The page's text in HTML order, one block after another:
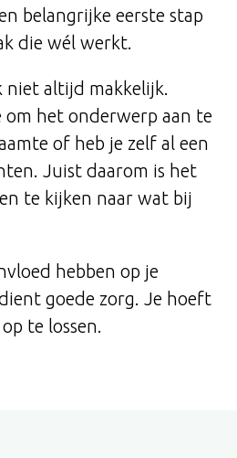
belangrijke eerste stap
die wél werkt.
niet altijd makkelijk.
het onderwerp aan te
of heb je zelf al een
Juist daarom is het
te kijken naar wat bij
hebben op je
goede zorg. Je hoeft
te lossen.